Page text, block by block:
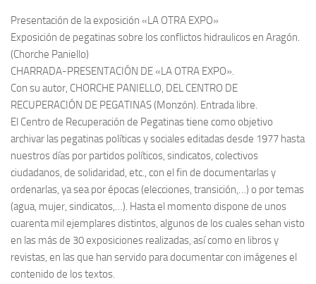
Presentación de la exposición «LA OTRA EXPO»
Exposición de pegatinas sobre los conflictos hidraulicos en Aragón.
(Chorche Paniello)
CHARRADA-PRESENTACIÓN DE «LA OTRA EXPO».
Con su autor, CHORCHE PANIELLO, DEL CENTRO DE
RECUPERACIÓN DE PEGATINAS (Monzón). Entrada libre.
El Centro de Recuperación de Pegatinas tiene como objetivo
archivar las pegatinas políticas y sociales editadas desde 1977 hasta
nuestros días por partidos políticos, sindicatos, colectivos
ciudadanos, de solidaridad, etc., con el fin de documentarlas y
ordenarlas, ya sea por épocas (elecciones, transición,…) o por temas
(agua, mujer, sindicatos,…). Hasta el momento dispone de unos
cuarenta mil ejemplares distintos, algunos de los cuales sehan visto
en las más de 30 exposiciones realizadas, así como en libros y
revistas, en las que han servido para documentar con imágenes el
contenido de los textos.